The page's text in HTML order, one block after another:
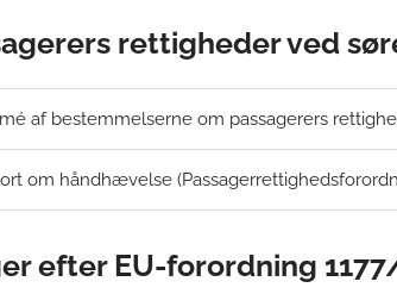
rettigheder ved
af bestemmelserne om passagerers
om håndhævelse
efter EU-forordning